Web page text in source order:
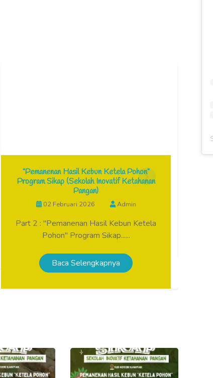
"Pemanenan Hasil Kebun Ketela Pohon"
Program Sikap (Sekolah Inovatif Ketahanan
Pangan)
02 Februari 2026 Admin
Part 2 : "Pemanenan Hasil Kebun Ketela
Pohon" Program Sikap......
Baca Selengkapnya